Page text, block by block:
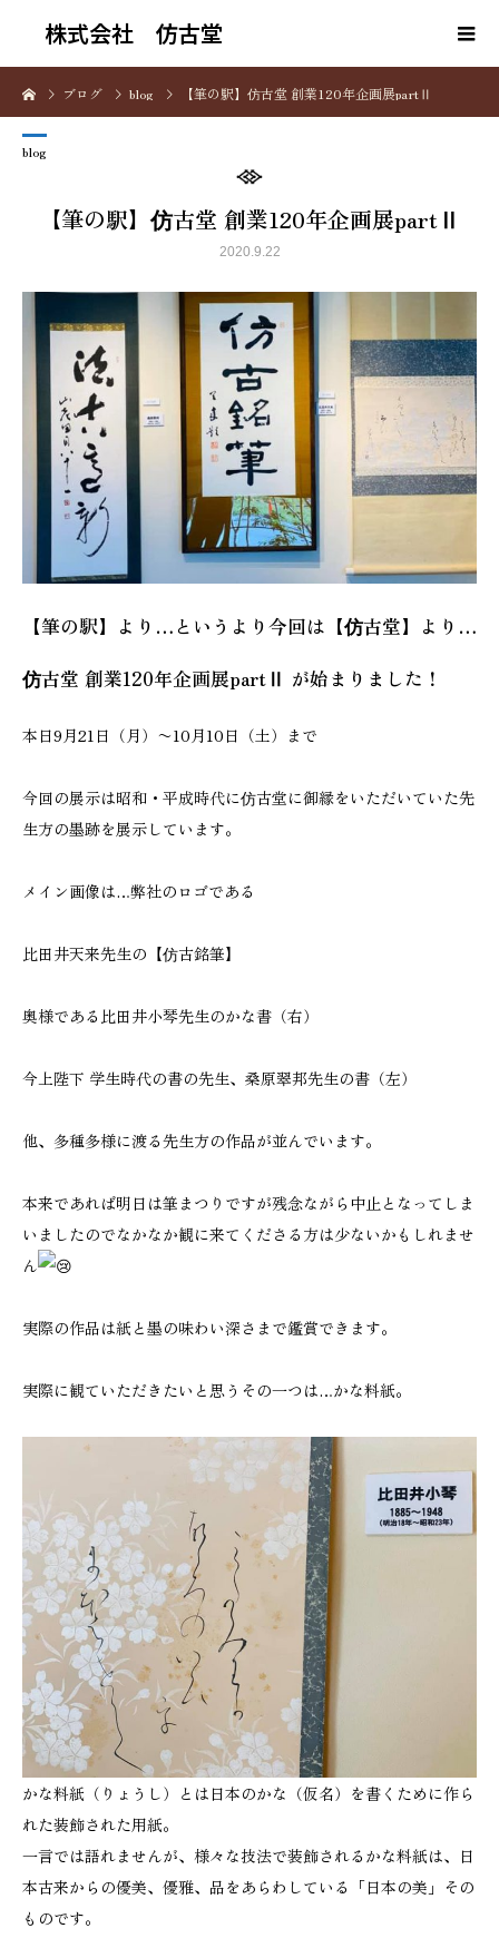
株式会社 仿古堂
ブログ blog 【筆の駅】仿古堂 創業120年企画展partⅡ
blog
【筆の駅】仿古堂 創業120年企画展partⅡ
2020.9.22
【筆の駅】より…というより今回は【仿古堂】より…
仿古堂 創業120年企画展partⅡ が始まりました！
本日9月21日（月）〜10月10日（土）まで
今回の展示は昭和・平成時代に仿古堂に御縁をいただいていた先
生方の墨跡を展示しています。
メイン画像は…弊社のロゴである
比田井天来先生の【仿古銘筆】
奥様である比田井小琴先生のかな書（右）
今上陛下 学生時代の書の先生、桑原翠邦先生の書（左）
他、多種多様に渡る先生方の作品が並んでいます。
本来であれば明日は筆まつりですが残念ながら中止となってしま
いましたのでなかなか観に来てくださる方は少ないかもしれませ
ん
実際の作品は紙と墨の味わい深さまで鑑賞できます。
実際に観ていただきたいと思うその一つは…かな料紙。
かな料紙（りょうし）とは日本のかな（仮名）を書くために作ら
れた装飾された用紙。
一言では語れませんが、様々な技法で装飾されるかな料紙は、日
本古来からの優美、優雅、品をあらわしている「日本の美」その
ものです。